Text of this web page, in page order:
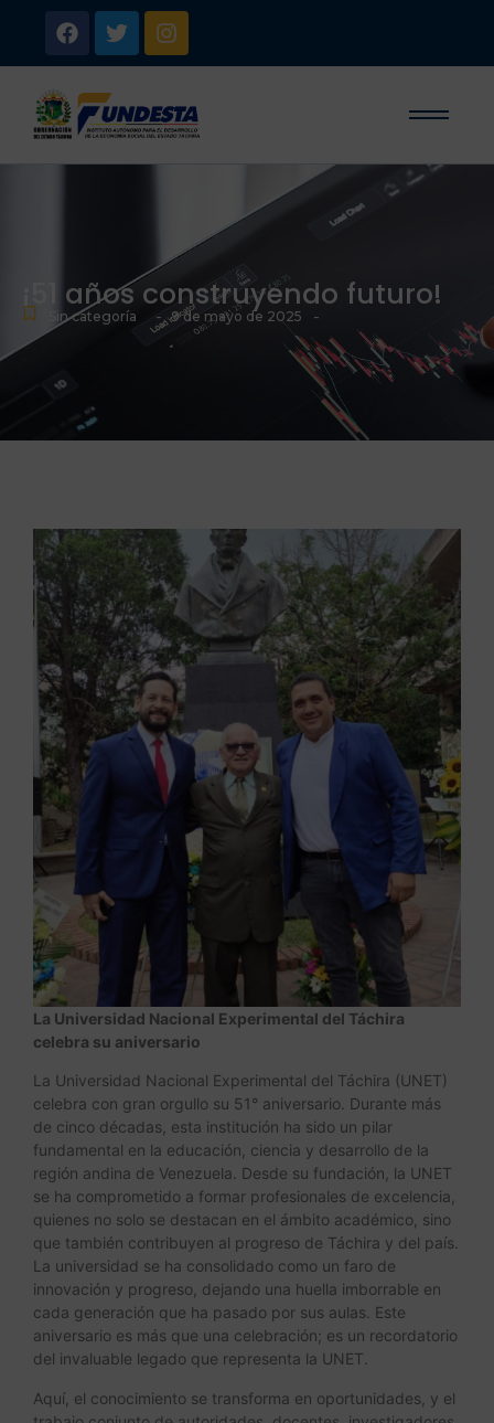
¡51 años construyendo futuro!
Sin categoría - 9 de mayo de 2025 -
La Universidad Nacional Experimental del Táchira
celebra su aniversario
La Universidad Nacional Experimental del Táchira (UNET)
celebra con gran orgullo su 51° aniversario. Durante más
de cinco décadas, esta institución ha sido un pilar
fundamental en la educación, ciencia y desarrollo de la
región andina de Venezuela. Desde su fundación, la UNET
se ha comprometido a formar profesionales de excelencia,
quienes no solo se destacan en el ámbito académico, sino
que también contribuyen al progreso de Táchira y del país.
La universidad se ha consolidado como un faro de
innovación y progreso, dejando una huella imborrable en
cada generación que ha pasado por sus aulas. Este
aniversario es más que una celebración; es un recordatorio
del invaluable legado que representa la UNET.
Aquí, el conocimiento se transforma en oportunidades, y el